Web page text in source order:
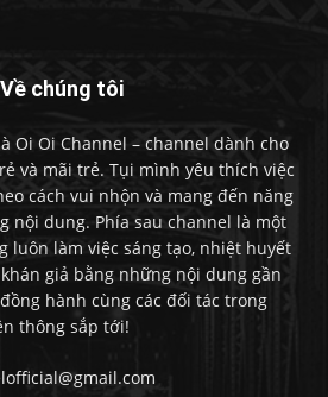
Về chúng tôi
Oi Oi Channel – channel dành cho
và mãi trẻ. Tụi mình yêu thích việc
cách vui nhộn và mang đến năng
nội dung. Phía sau channel là một
luôn làm việc sáng tạo, nhiệt huyết
giả bằng những nội dung gần
hành cùng các đối tác trong
thông sắp tới!